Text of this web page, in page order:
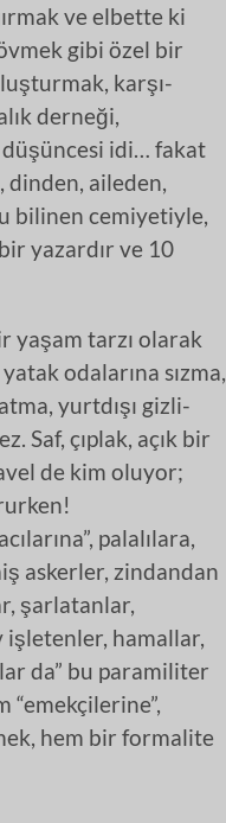
ve elbette ki
gibi özel bir
karşı-
derneği,
düşüncesi idi… fakat
dinden, aileden,
bilinen cemiyetiyle,
yazardır ve 10
yaşam tarzı olarak
odalarına sızma,
yurtdışı gizli-
Saf, çıplak, açık bir
de kim oluyor;
palalılara,
askerler, zindandan
şarlatanlar,
işletenler, hamallar,
da” bu paramiliter
hem bir formalite